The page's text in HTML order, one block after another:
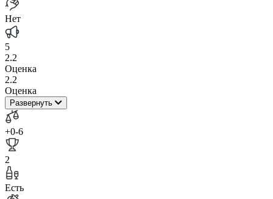
Нет
5
2.2
Оценка
2.2
Оценка
Развернуть
+0-6
2
Есть